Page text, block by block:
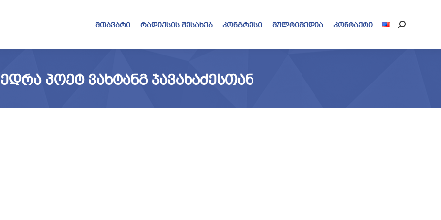
მთავარი რადიქსის შესახებ კონგრესი მულტიმედია კონტაქტი Search:
ᲞᲝᲔᲢ ᲕᲐᲮᲢᲐᲜᲒ ᲯᲐᲕᲐᲮᲐᲫᲔᲡᲗᲐᲜ